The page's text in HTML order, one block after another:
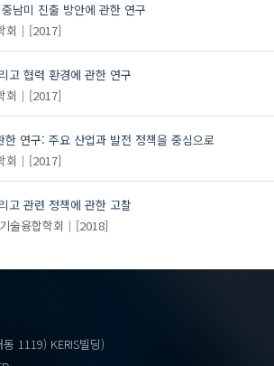
남미 진출 방안에 관한 연구
회 [2017]
고 협력 환경에 관한 연구
회 [2017]
연구: 주요 산업과 발전 정책을 중심으로
회 [2017]
고 관련 정책에 관한 고찰
술융합학회 [2018]
1119) KERIS빌딩)